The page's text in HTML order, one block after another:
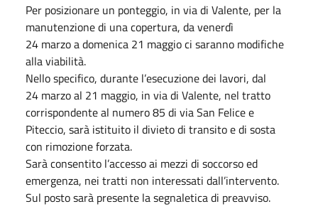
Per posizionare un ponteggio, in via di Valente, per la
manutenzione di una copertura, da venerdì
24 marzo a domenica 21 maggio ci saranno modifiche
alla viabilità.
Nello specifico, durante l’esecuzione dei lavori, dal
24 marzo al 21 maggio, in via di Valente, nel tratto
corrispondente al numero 85 di via San Felice e
Piteccio, sarà istituito il divieto di transito e di sosta
con rimozione forzata.
Sarà consentito l’accesso ai mezzi di soccorso ed
emergenza, nei tratti non interessati dall’intervento.
Sul posto sarà presente la segnaletica di preavviso.